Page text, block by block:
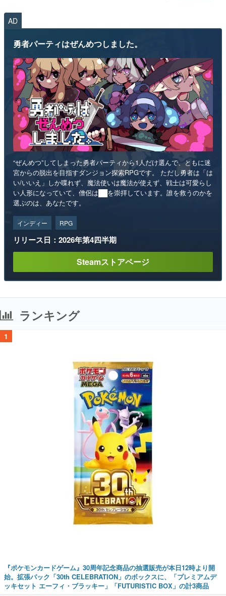
AD
勇者パーティはぜんめつしました。
“ぜんめつ”してしまった勇者パーティから1人だけ選んで、ともに迷
宮からの脱出を目指すダンジョン探索RPGです。 ただし勇者は「は
い/いいえ」しか喋れず、魔法使いは魔法が使えず、戦士は可愛らし
い人形になっていて、僧侶は██を崇拝しています。誰を救うのかを
選ぶのは、あなたです。
インディー RPG
リリース日：2026年第4四半期
Steamストアページ
ランキング
1
『ポケモンカードゲーム』30周年記念商品の抽選販売が本日12時より開
始。拡張パック「30th CELEBRATION」のボックスに、「プレミアムデ
ッキセット エーフィ・ブラッキー」「FUTURISTIC BOX」の計3商品